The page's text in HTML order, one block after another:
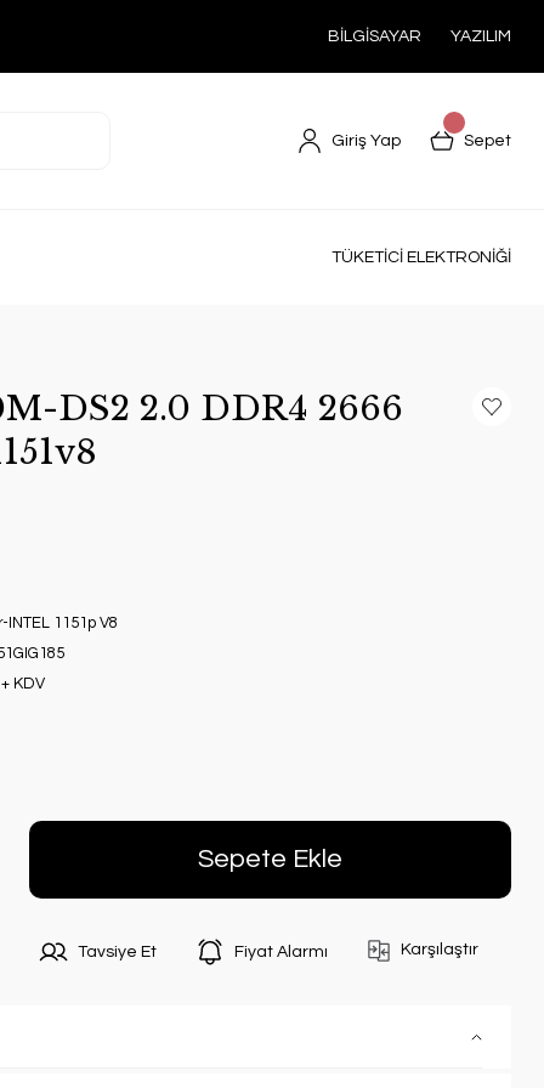
BİLGİSAYAR YAZILIM
Giriş Yap Sepet
TÜKETİCİ ELEKTRONİĞİ
DS2 2.0 DDR4 2666
1151p V8
KDV
Sepete Ekle
Tavsiye Et Fiyat Alarmı Karşılaştır